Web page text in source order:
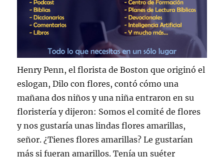
Henry Penn, el florista de Boston que originó el
eslogan, Dilo con flores, contó cómo una
mañana dos niños y una niña entraron en su
floristería y dijeron: Somos el comité de flores
y nos gustaría unas lindas flores amarillas,
señor. ¿Tienes flores amarillas? Le gustarían
más si fueran amarillos. Tenía un suéter